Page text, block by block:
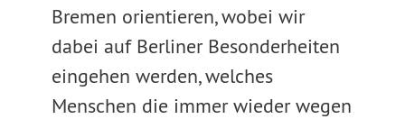
Bremen orientieren, wobei wir
dabei auf Berliner Besonderheiten
eingehen werden, welches
Menschen die immer wieder wegen